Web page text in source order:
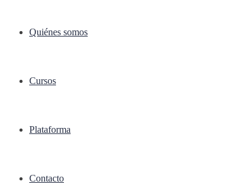
Quiénes somos
Cursos
Plataforma
Contacto